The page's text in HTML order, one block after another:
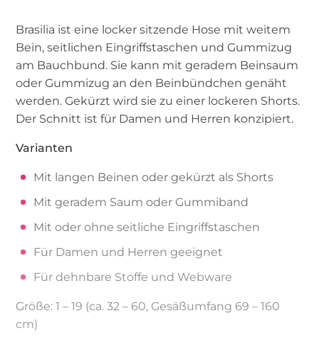
Brasilia ist eine locker sitzende Hose mit weitem
Bein, seitlichen Eingriffstaschen und Gummizug
am Bauchbund. Sie kann mit geradem Beinsaum
oder Gummizug an den Beinbündchen genäht
werden. Gekürzt wird sie zu einer lockeren Shorts.
Der Schnitt ist für Damen und Herren konzipiert.
Varianten
Mit langen Beinen oder gekürzt als Shorts
Mit geradem Saum oder Gummiband
Mit oder ohne seitliche Eingriffstaschen
Für Damen und Herren geeignet
Für dehnbare Stoffe und Webware
Größe: 1 – 19 (ca. 32 – 60, Gesäßumfang 69 – 160
cm)